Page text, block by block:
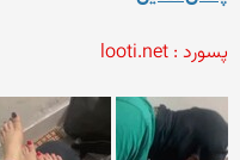
پسورد : looti.net